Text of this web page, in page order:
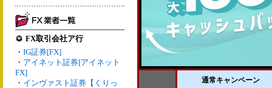
FX取引会社ア行
・ IG証券[FX]
・ アイネット証券[アイネット
FX]
・ インヴァスト証券【くりっ
通常キャンペーン